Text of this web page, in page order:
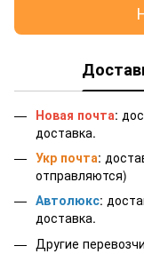
Новая почта:
доставка.
Укр почта:
отправляются)
Автолюкс:
доставка.
Другие